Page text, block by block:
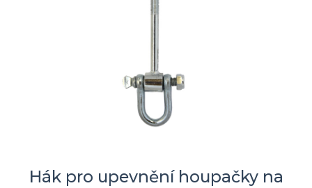
Hák pro upevnění houpačky na